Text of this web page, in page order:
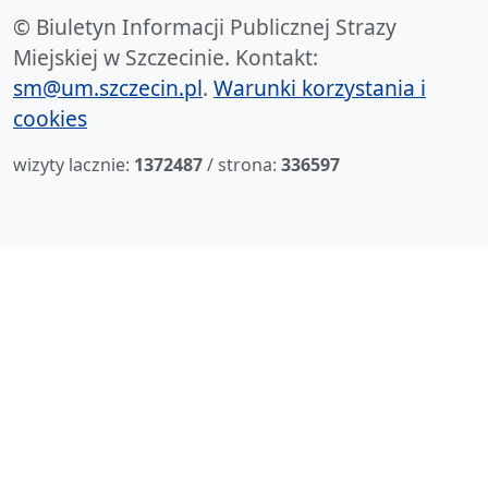
© Biuletyn Informacji Publicznej Strazy
Miejskiej w Szczecinie. Kontakt:
sm@um.szczecin.pl. Warunki korzystania i
cookies
wizyty lacznie: 1372487/ strona: 336597